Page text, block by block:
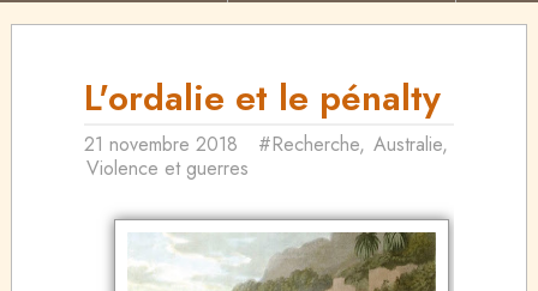
L'ordalie et le pénalty
21 novembre 2018 #Recherche, Australie,
Violence et guerres